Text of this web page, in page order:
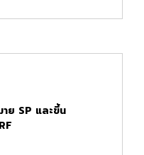
ย SP และขึ้น